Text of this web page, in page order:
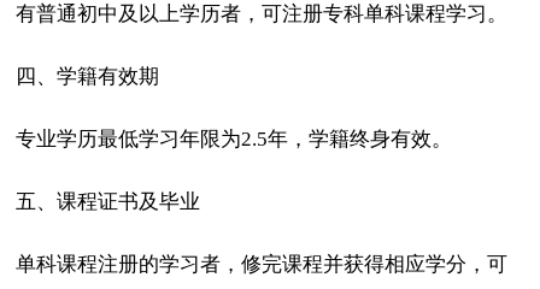
有普通初中及以上学历者，可注册专科单科课程学习。
四、学籍有效期
专业学历最低学习年限为2.5年，学籍终身有效。
五、课程证书及毕业
单科课程注册的学习者，修完课程并获得相应学分，可